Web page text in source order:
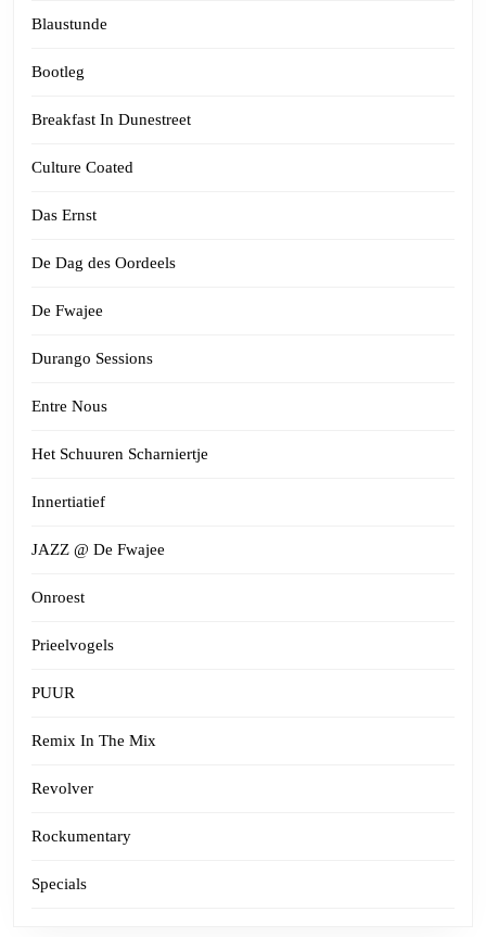
Blaustunde
Bootleg
Breakfast In Dunestreet
Culture Coated
Das Ernst
De Dag des Oordeels
De Fwajee
Durango Sessions
Entre Nous
Het Schuuren Scharniertje
Innertiatief
JAZZ @ De Fwajee
Onroest
Prieelvogels
PUUR
Remix In The Mix
Revolver
Rockumentary
Specials